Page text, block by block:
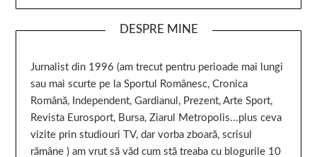
DESPRE MINE
Jurnalist din 1996 (am trecut pentru perioade mai lungi
sau mai scurte pe la Sportul Românesc, Cronica
Română, Independent, Gardianul, Prezent, Arte Sport,
Revista Eurosport, Bursa, Ziarul Metropolis...plus ceva
vizite prin studiouri TV, dar vorba zboară, scrisul
rămâne ) am vrut să văd cum stă treaba cu blogurile 10